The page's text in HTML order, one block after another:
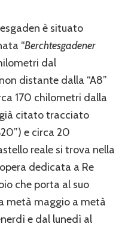
è situato
“Berchtesgadener
dal
distante dalla “A8”
170 chilometri dalla
citato tracciato
e circa 20
reale si trova nella
dedicata a Re
che porta al suo
metà maggio a metà
e dal lunedì al